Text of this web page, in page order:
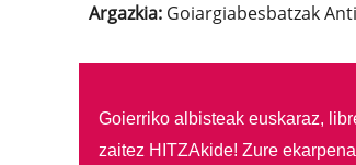
Argazkia: Goiargiabesbatzak
Goierriko albisteak euskaraz,
zaitez HITZAkide! Zure